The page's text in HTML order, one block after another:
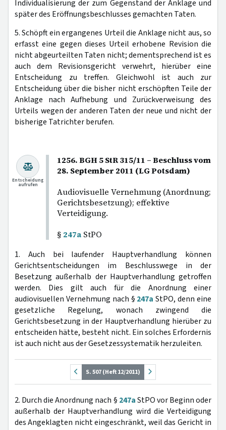
Individualisierung der zum Gegenstand der Anklage und
später des Eröffnungsbeschlusses gemachten Taten.
5. Schöpft ein ergangenes Urteil die Anklage nicht aus, so
erfasst eine gegen dieses Urteil erhobene Revision die
nicht abgeurteilten Taten nicht; dementsprechend ist es
auch dem Revisionsgericht verwehrt, hierüber eine
Entscheidung zu treffen. Gleichwohl ist auch zur
Entscheidung über die bisher nicht erschöpften Teile der
Anklage nach Aufhebung und Zurückverweisung des
Urteils wegen der anderen Taten der neue und nicht der
bisherige Tatrichter berufen.
1256. BGH 5 StR 315/11 – Beschluss vom
28. September 2011 (LG Potsdam)
Audiovisuelle Vernehmung (Anordnung;
Gerichtsbesetzung); effektive
Verteidigung.
§ 247a StPO
Entscheidung
aufrufen
1. Auch bei laufender Hauptverhandlung können
Gerichtsentscheidungen im Beschlusswege in der
Besetzung außerhalb der Hauptverhandlung getroffen
werden. Dies gilt auch für die Anordnung einer
audiovisuellen Vernehmung nach § 247a StPO, denn eine
gesetzliche Regelung, wonach zwingend die
Gerichtsbesetzung in der Hauptverhandlung hierüber zu
entscheiden hätte, besteht nicht. Ein solches Erfordernis
ist auch nicht aus der Gesetzessystematik herzuleiten.
S. 507 (Heft 12/2011)
2. Durch die Anordnung nach § 247aStPO vor Beginn oder
außerhalb der Hauptverhandlung wird die Verteidigung
des Angeklagten nicht eingeschränkt, weil das Gericht in